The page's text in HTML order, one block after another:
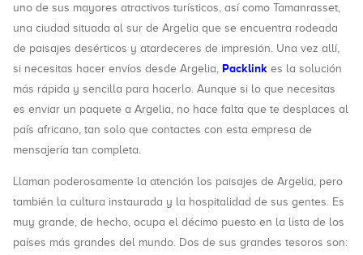
uno de sus mayores atractivos turísticos, así como Tamanrasset,
una ciudad situada al sur de Argelia que se encuentra rodeada
de paisajes desérticos y atardeceres de impresión. Una vez allí,
si necesitas hacer envíos desde Argelia, Packlink es la solución
más rápida y sencilla para hacerlo. Aunque si lo que necesitas
es enviar un paquete a Argelia, no hace falta que te desplaces al
país africano, tan solo que contactes con esta empresa de
mensajería tan completa.
Llaman poderosamente la atención los paisajes de Argelia, pero
también la cultura instaurada y la hospitalidad de sus gentes. Es
muy grande, de hecho, ocupa el décimo puesto en la lista de los
países más grandes del mundo. Dos de sus grandes tesoros son: